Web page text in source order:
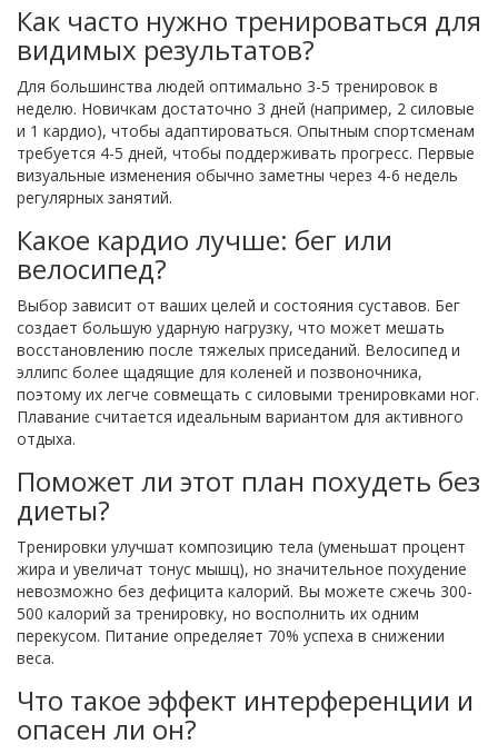
Как часто нужно тренироваться для
видимых результатов?
Для большинства людей оптимально 3-5 тренировок в
неделю. Новичкам достаточно 3 дней (например, 2 силовые
и 1 кардио), чтобы адаптироваться. Опытным спортсменам
требуется 4-5 дней, чтобы поддерживать прогресс. Первые
визуальные изменения обычно заметны через 4-6 недель
регулярных занятий.
Какое кардио лучше: бег или
велосипед?
Выбор зависит от ваших целей и состояния суставов. Бег
создает большую ударную нагрузку, что может мешать
восстановлению после тяжелых приседаний. Велосипед и
эллипс более щадящие для коленей и позвоночника,
поэтому их легче совмещать с силовыми тренировками ног.
Плавание считается идеальным вариантом для активного
отдыха.
Поможет ли этот план похудеть без
диеты?
Тренировки улучшат композицию тела (уменьшат процент
жира и увеличат тонус мышц), но значительное похудение
невозможно без дефицита калорий. Вы можете сжечь 300-
500 калорий за тренировку, но восполнить их одним
перекусом. Питание определяет 70% успеха в снижении
веса.
Что такое эффект интерференции и
опасен ли он?